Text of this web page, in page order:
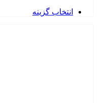
انتخاب گزینه